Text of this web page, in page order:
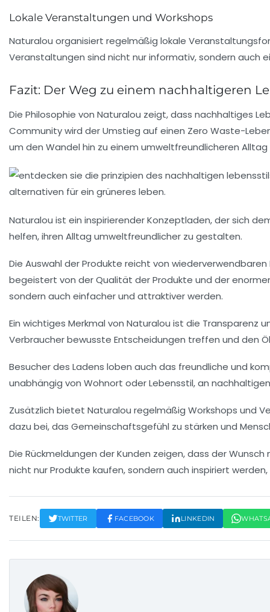
Lokale Veranstaltungen und Workshops
Naturalou organisiert regelmäßig lokale
Veranstaltungen sind nicht nur informativ, sondern auch
Fazit: Der Weg zu einem nachhaltigeren
Die Philosophie von Naturalou zeigt, dass nachhaltiges
Community wird der Umstieg auf einen Zero Waste-
um den Wandel hin zu einem umweltfreundlicheren
Naturalou ist ein inspirierenderKonzeptladen, der sich
helfen, ihren Alltag umweltfreundlicher zu gestalten.
Die Auswahl der Produkte reicht von wiederverwendbaren
begeistert von der Qualität der Produkte und der
sondern auch einfacher und attraktiver werden.
Ein wichtiges Merkmal von Naturalou ist die Transparenz
Verbraucher bewusste Entscheidungen treffen und den
Besucher des Ladens loben auch das freundliche und
unabhängig von Wohnort oder Lebensstil, an
Zusätzlich bietet Naturalou regelmäßig Workshops und
dazu bei, das Gemeinschaftsgefühl zu stärken und
Die Rückmeldungen der Kunden zeigen, dass der
nicht nur Produkte kaufen, sondern auch inspiriert
TEILEN: TWITTER FACEBOOK LINKEDIN